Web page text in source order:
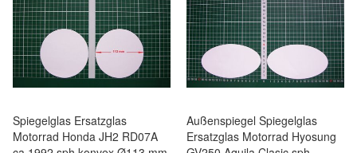
Spiegelglas Ersatzglas
Motorrad Honda JH2 RD07A
Außenspiegel Spiegelglas
Ersatzglas Motorrad Hyosung